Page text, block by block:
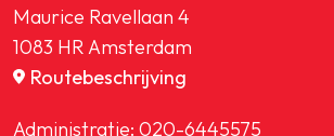
Maurice Ravellaan 4
1083 HR Amsterdam
Routebeschrijving
Administratie: 020-6445575